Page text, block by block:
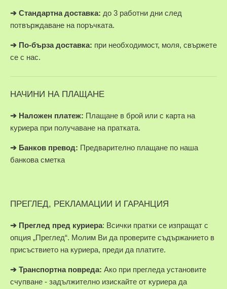
➔ Стандартна доставка: до 3 работни дни след
потвърждаване на поръчката.
➔ По-бърза доставка: при необходимост, моля, свържете
се с нас.
НАЧИНИ НА ПЛАЩАНЕ
➔ Наложен платеж: Плащане в брой или с карта на
куриера при получаване на пратката.
➔ Банков превод: Предварително плащане по наша
банкова сметка
ПРЕГЛЕД, РЕКЛАМАЦИИ И ГАРАНЦИЯ
➔ Преглед пред куриера: Всички пратки се изпращат с
опция „Преглед“. Молим Ви да проверите съдържанието в
присъствието на куриера, преди да платите.
➔ Транспортна повреда: Ако при прегледа установите
счупване - задължително изискайте от куриера да